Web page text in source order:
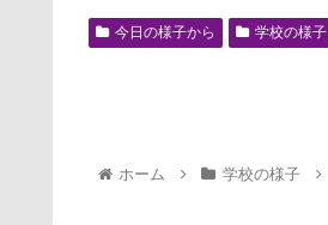
今日の様子から 学校の様子
ホーム 学校の様子